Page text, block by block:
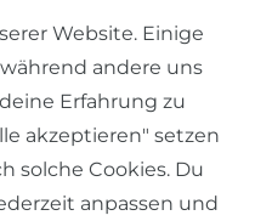
Website. Einige
andere uns
Erfahrung zu
akzeptieren" setzen
solche Cookies. Du
anpassen und